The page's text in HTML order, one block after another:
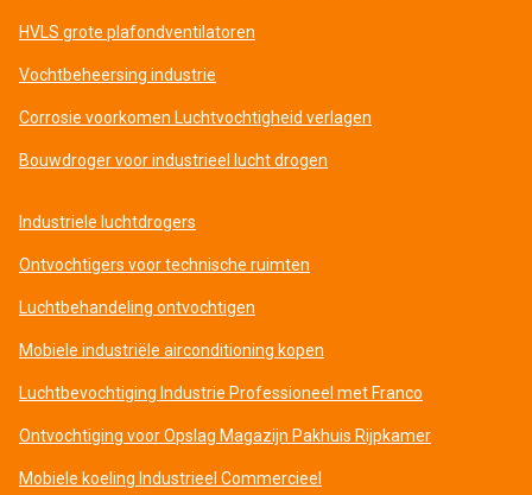
HVLS grote plafondventilatoren
Vochtbeheersing industrie
Corrosie voorkomen Luchtvochtigheid verlagen
Bouwdroger voor industrieel lucht drogen
Industriele luchtdrogers
Ontvochtigers voor technische ruimten
Luchtbehandeling ontvochtigen
Mobiele industriële airconditioning kopen
Luchtbevochtiging Industrie Professioneel met Franco
Ontvochtiging voor Opslag Magazijn Pakhuis Rijpkamer
Mobiele koeling Industrieel Commercieel